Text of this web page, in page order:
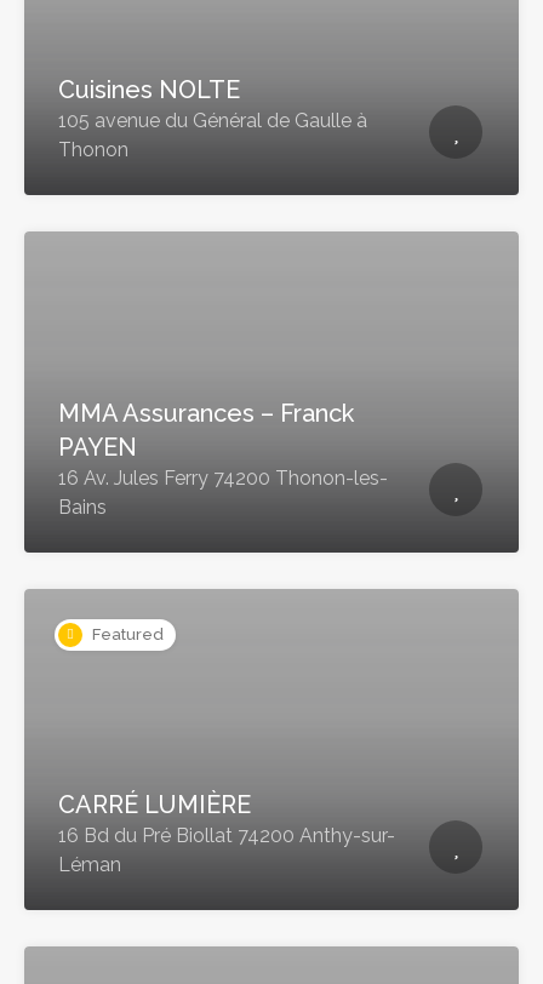
Cuisines NOLTE
105 avenue du Général de Gaulle à
Thonon
MMA Assurances – Franck
PAYEN
16 Av. Jules Ferry 74200 Thonon-les-
Bains
Featured
CARRÉ LUMIÈRE
16 Bd du Pré Biollat 74200 Anthy-sur-
Léman